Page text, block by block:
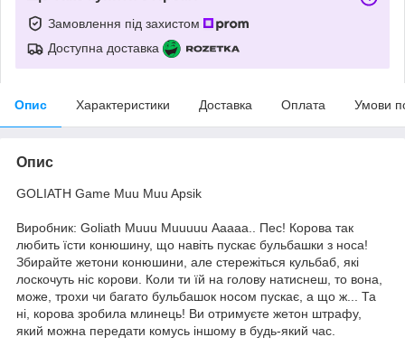
Замовлення під захистом
Доступна доставка
Опис Характеристики Доставка Оплата Умови
Опис
GOLIATH Game Muu Muu Apsik
Виробник: Goliath Muuu Muuuuu Ааааа.. Пес! Корова так
любить їсти конюшину, що навіть пускає бульбашки з носа!
Збирайте жетони конюшини, але стережіться кульбаб, які
лоскочуть ніс корови. Коли ти їй на голову натиснеш, то вона,
може, трохи чи багато бульбашок носом пускає, а що ж... Та
ні, корова зробила млинець! Ви отримуєте жетон штрафу,
який можна передати комусь іншому в будь-який час.